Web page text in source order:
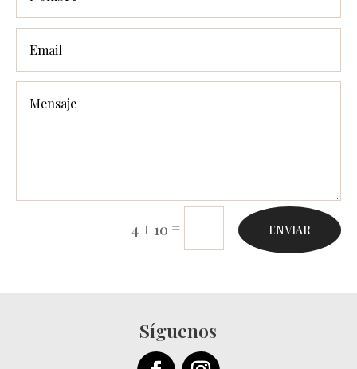
4 + 10 = ENVIAR
Síguenos